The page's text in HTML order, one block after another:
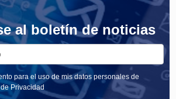
al boletín de noticias
para el uso de mis datos personales de
Privacidad